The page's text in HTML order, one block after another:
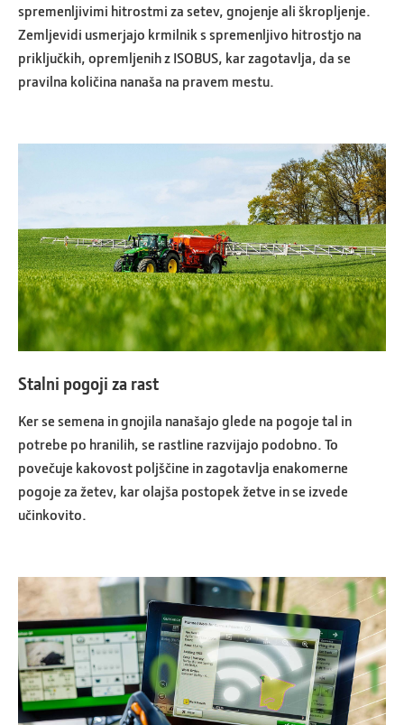
spremenljivimi hitrostmi za setev, gnojenje ali škropljenje.
Zemljevidi usmerjajo krmilnik s spremenljivo hitrostjo na
priključkih, opremljenih z ISOBUS, kar zagotavlja, da se
pravilna količina nanaša na pravem mestu.
Stalni pogoji za rast
Ker se semena in gnojila nanašajo glede na pogoje tal in
potrebe po hranilih, se rastline razvijajo podobno. To
povečuje kakovost poljščine in zagotavlja enakomerne
pogoje za žetev, kar olajša postopek žetve in se izvede
učinkovito.